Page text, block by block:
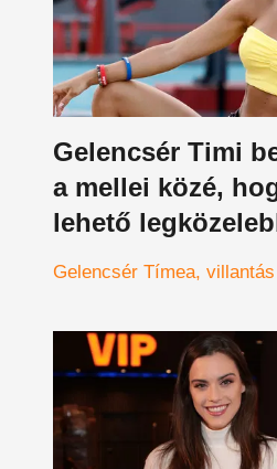
Gelencsér Timi
a mellei közé,
lehető
lehessenek
Gelencsér Tímea villantás